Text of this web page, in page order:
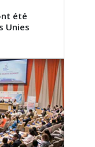
été
Unies